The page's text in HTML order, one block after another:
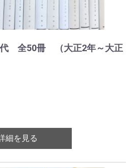
全50冊 （大正2年～大正
細を見る